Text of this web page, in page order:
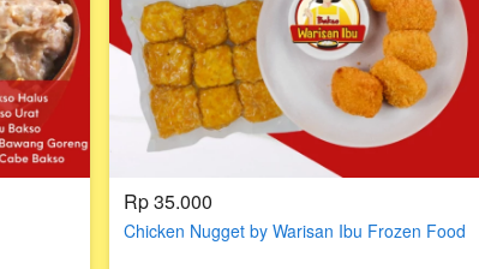
Rp 35.000
Chicken Nugget by Warisan Ibu Frozen Food